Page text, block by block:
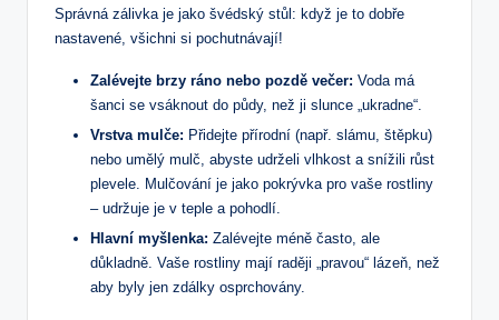
Správná zálivka je jako švédský stůl: když je to dobře
nastavené, všichni si pochutnávají!
Zalévejte brzy ráno nebo pozdě večer: Voda má
šanci se vsáknout do půdy, než ji slunce „ukradne“.
Vrstva mulče: Přidejte přírodní (např. slámu, štěpku)
nebo umělý mulč, abyste udrželi vlhkost a snížili růst
plevele. Mulčování je jako pokrývka pro vaše rostliny
– udržuje je v teple a pohodlí.
Hlavní myšlenka: Zalévejte méně často, ale
důkladně. Vaše rostliny mají raději „pravou“ lázeň, než
aby byly jen zdálky osprchovány.